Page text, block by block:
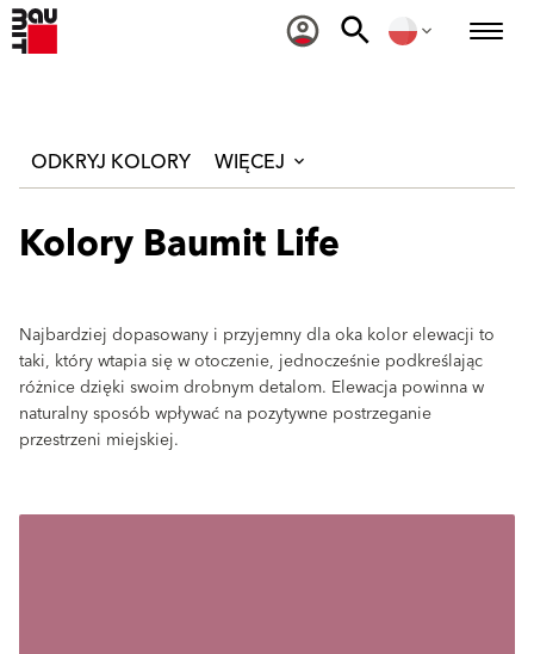
ODKRYJ KOLORY WIĘCEJ
Kolory Baumit Life
Najbardziej dopasowany i przyjemny dla oka kolor elewacji to
taki, który wtapia się w otoczenie, jednocześnie podkreślając
różnice dzięki swoim drobnym detalom. Elewacja powinna w
naturalny sposób wpływać na pozytywne postrzeganie
przestrzeni miejskiej.